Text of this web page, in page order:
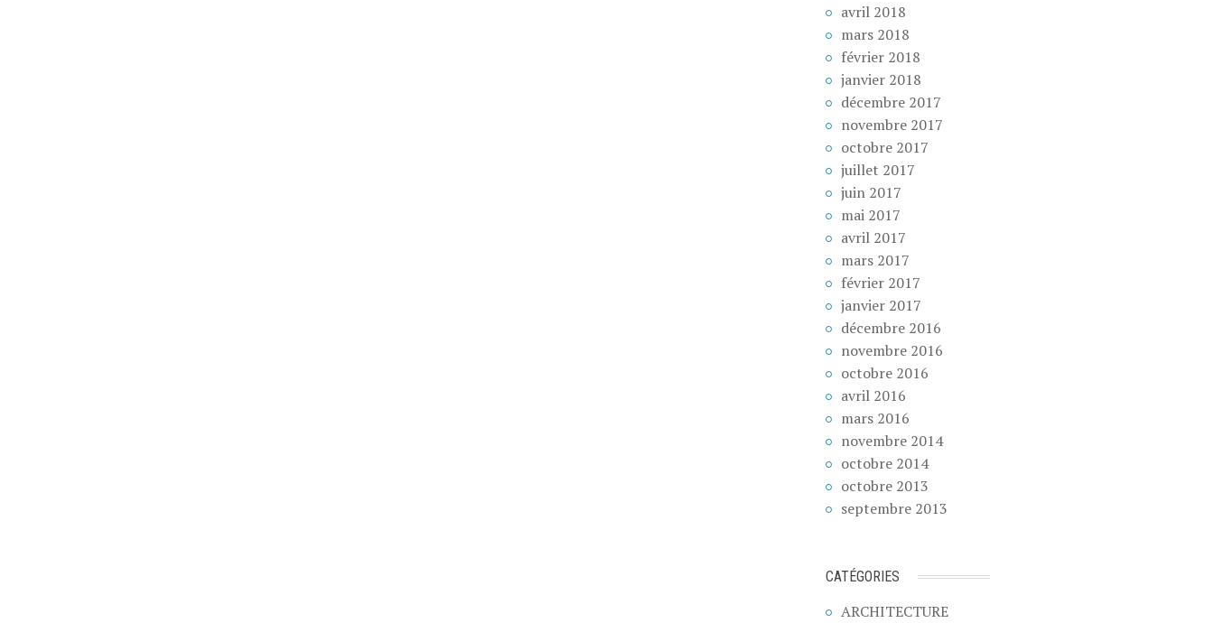
avril 2018
mars 2018
février 2018
janvier 2018
décembre 2017
novembre 2017
octobre 2017
juillet 2017
juin 2017
mai 2017
avril 2017
mars 2017
février 2017
janvier 2017
décembre 2016
novembre 2016
octobre 2016
avril 2016
mars 2016
novembre 2014
octobre 2014
octobre 2013
septembre 2013
CATÉGORIES
ARCHITECTURE